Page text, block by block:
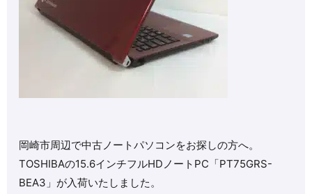
岡崎市周辺で中古ノートパソコンをお探しの方へ。
TOSHIBAの15.6インチフルHDノートPC「PT75GRS-
BEA3」が入荷いたしました。